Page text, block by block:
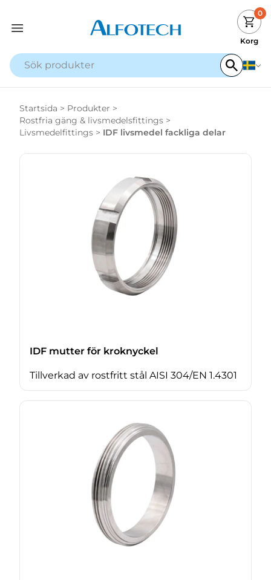
0
Korg
Startsida > Produkter >
Rostfria gäng & livsmedelsfittings >
Livsmedelfittings > IDF livsmedel fackliga delar
IDF mutter för kroknyckel
Tillverkad av rostfritt stål AISI 304/EN 1.4301